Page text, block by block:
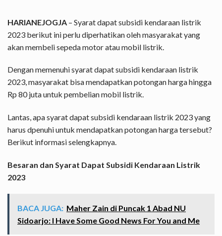
HARIANEJOGJA – Syarat dapat subsidi kendaraan listrik
2023 berikut ini perlu diperhatikan oleh masyarakat yang
akan membeli sepeda motor atau mobil listrik.
Dengan memenuhi syarat dapat subsidi kendaraan listrik
2023, masyarakat bisa mendapatkan potongan harga hingga
Rp 80 juta untuk pembelian mobil listrik.
Lantas, apa syarat dapat subsidi kendaraan listrik 2023 yang
harus dpenuhi untuk mendapatkan potongan harga tersebut?
Berikut informasi selengkapnya.
Besaran dan Syarat Dapat Subsidi Kendaraan Listrik
2023
BACA JUGA: Maher Zain di Puncak 1 Abad NU
Sidoarjo: I Have Some Good News For You and Me